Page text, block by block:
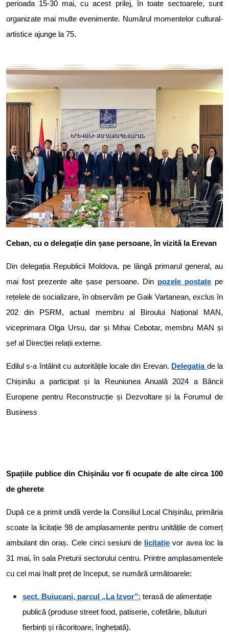
perioada 15-30 mai, cu acest prilej, în toate sectoarele, sunt
organizate mai multe evenimente. Numărul momentelor cultural-
artistice ajunge la 75.
Ceban, cu o delegație din șase persoane, în vizită la Erevan
Din delegația Republicii Moldova, pe lângă primarul general, au
mai fost prezente alte șase persoane. Din pozele postate pe
rețelele de socializare, în observăm pe Gaik Vartanean, exclus în
202 din PSRM, actual membru al Biroului Național MAN,
viceprimara Olga Ursu, dar și Mihai Cebotar, membru MAN și
șef al Direcției relații externe.
Edilul s-a întâlnit cu autoritățile locale din Erevan. Delegația de la
Chișinău a participat și la Reuniunea Anuală 2024 a Băncii
Europene pentru Reconstrucție și Dezvoltare și la Forumul de
Business
Spațiile publice din Chișinău vor fi ocupate de alte circa 100
de gherete
După ce a primit undă verde la Consiliul Local Chișinău, primăria
scoate la licitație 98 de amplasamente pentru unitățile de comerț
ambulant din oraș. Cele cinci sesiuni de licitație vor avea loc la
31 mai, în sala Preturii sectorului centru. Printre amplasamentele
cu cel mai înalt preț de început, se numără următoarele:
sect. Buiucani, parcul „La Izvor”; terasă de alimentație
publică (produse street food, patiserie, cofetărie, băuturi
fierbinți și răcoritoare, înghețată).